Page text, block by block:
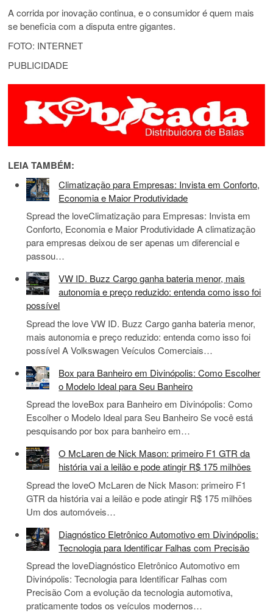
A corrida por inovação continua, e o consumidor é quem mais
se beneficia com a disputa entre gigantes.
FOTO: INTERNET
PUBLICIDADE
LEIA TAMBÉM:
Climatização para Empresas: Invista em Conforto,
Economia e Maior Produtividade
Spread the loveClimatização para Empresas: Invista em
Conforto, Economia e Maior Produtividade A climatização
para empresas deixou de ser apenas um diferencial e
passou…
VW ID. Buzz Cargo ganha bateria menor, mais
autonomia e preço reduzido: entenda como isso foi
possível
Spread the love VW ID. Buzz Cargo ganha bateria menor,
mais autonomia e preço reduzido: entenda como isso foi
possível A Volkswagen Veículos Comerciais…
Box para Banheiro em Divinópolis: Como Escolher
o Modelo Ideal para Seu Banheiro
Spread the loveBox para Banheiro em Divinópolis: Como
Escolher o Modelo Ideal para Seu Banheiro Se você está
pesquisando por box para banheiro em…
O McLaren de Nick Mason: primeiro F1 GTR da
história vai a leilão e pode atingir R$ 175 milhões
Spread the loveO McLaren de Nick Mason: primeiro F1
GTR da história vai a leilão e pode atingir R$ 175 milhões
Um dos automóveis…
Diagnóstico Eletrônico Automotivo em Divinópolis:
Tecnologia para Identificar Falhas com Precisão
Spread the loveDiagnóstico Eletrônico Automotivo em
Divinópolis: Tecnologia para Identificar Falhas com
Precisão Com a evolução da tecnologia automotiva,
praticamente todos os veículos modernos…